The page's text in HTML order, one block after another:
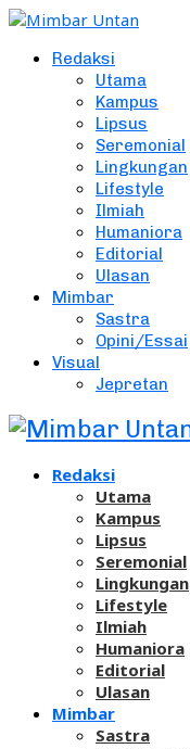
Redaksi
Utama
Kampus
Lipsus
Seremonial
Lingkungan
Lifestyle
Ilmiah
Humaniora
Editorial
Ulasan
Mimbar
Sastra
Opini/Essai
Visual
Jepretan
Redaksi
Utama
Kampus
Lipsus
Seremonial
Lingkungan
Lifestyle
Ilmiah
Humaniora
Editorial
Ulasan
Mimbar
Sastra